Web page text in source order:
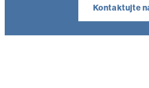
Kontaktujte